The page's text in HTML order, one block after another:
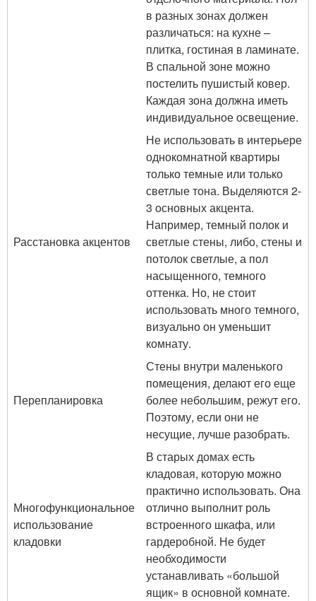
в разных зонах должен
различаться: на кухне –
плитка, гостиная в ламинате.
В спальной зоне можно
постелить пушистый ковер.
Каждая зона должна иметь
индивидуальное освещение.
Расстановка акцентов
Не использовать в интерьере
однокомнатной квартиры
только темные или только
светлые тона. Выделяются 2-
3 основных акцента.
Например, темный полок и
светлые стены, либо, стены и
потолок светлые, а пол
насыщенного, темного
оттенка. Но, не стоит
использовать много темного,
визуально он уменьшит
комнату.
Перепланировка
Стены внутри маленького
помещения, делают его еще
более небольшим, режут его.
Поэтому, если они не
несущие, лучше разобрать.
Многофункциональное
использование
кладовки
В старых домах есть
кладовая, которую можно
практично использовать. Она
отлично выполнит роль
встроенного шкафа, или
гардеробной. Не будет
необходимости
устанавливать «большой
ящик» в основной комнате.